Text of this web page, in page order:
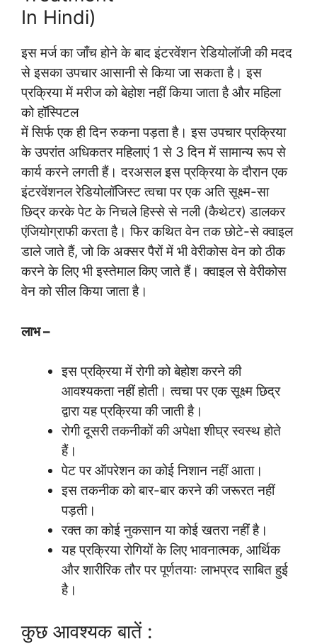
In Hindi)
इस मर्ज का जाँच होने के बाद इंटरवेंशन रेडियोलॉजी की मदद
से इसका उपचार आसानी से किया जा सकता है। इस
प्रक्रिया में मरीज को बेहोश नहीं किया जाता है और महिला
को हॉस्पिटल
में सिर्फ एक ही दिन रुकना पड़ता है। इस उपचार प्रक्रिया
के उपरांत अधिकतर महिलाएं 1 से 3 दिन में सामान्य रूप से
कार्य करने लगती हैं। दरअसल इस प्रक्रिया के दौरान एक
इंटरवेंशनल रेडियोलॉजिस्ट त्वचा पर एक अति सूक्ष्म-सा
छिद्र करके पेट के निचले हिस्से से नली (कैथेटर) डालकर
एंजियोग्राफी करता है। फिर कथित वेन तक छोटे-से क्वाइल
डाले जाते हैं, जो कि अक्सर पैरों में भी वेरीकोस वेन को ठीक
करने के लिए भी इस्तेमाल किए जाते हैं। क्वाइल से वेरीकोस
वेन को सील किया जाता है।
लाभ –
इस प्रक्रिया में रोगी को बेहोश करने की
आवश्यकता नहीं होती। त्वचा पर एक सूक्ष्म छिद्र
द्वारा यह प्रक्रिया की जाती है।
रोगी दूसरी तकनीकों की अपेक्षा शीघ्र स्वस्थ होते
हैं।
पेट पर ऑपरेशन का कोई निशान नहीं आता।
इस तकनीक को बार-बार करने की जरूरत नहीं
पड़ती।
रक्त का कोई नुकसान या कोई खतरा नहीं है।
यह प्रक्रिया रोगियों के लिए भावनात्मक, आर्थिक
और शारीरिक तौर पर पूर्णतयाः लाभप्रद साबित हुई
है।
कुछ आवश्यक बातें :